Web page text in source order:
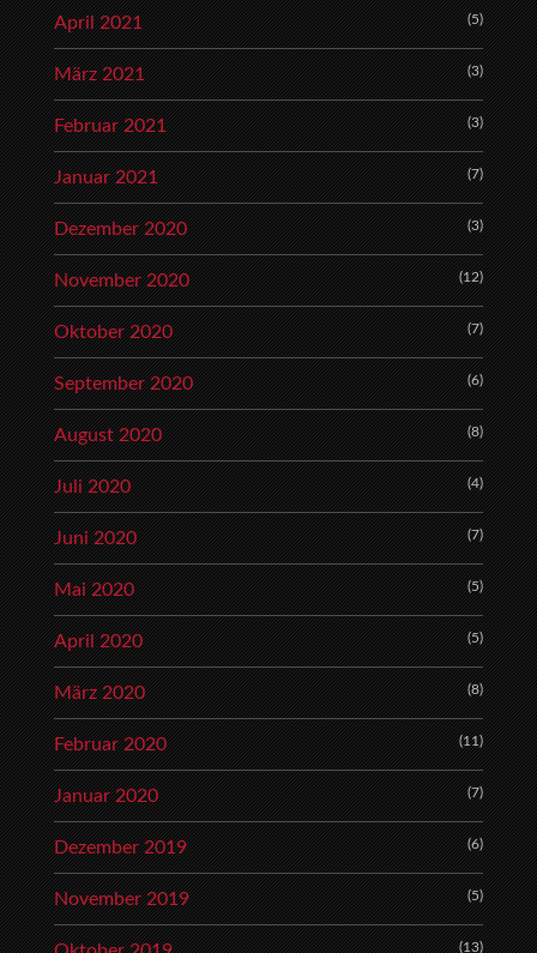
April 2021 (5)
März 2021 (3)
Februar 2021 (3)
Januar 2021 (7)
Dezember 2020 (3)
November 2020 (12)
Oktober 2020 (7)
September 2020 (6)
August 2020 (8)
Juli 2020 (4)
Juni 2020 (7)
Mai 2020 (5)
April 2020 (5)
März 2020 (8)
Februar 2020 (11)
Januar 2020 (7)
Dezember 2019 (6)
November 2019 (5)
(13)